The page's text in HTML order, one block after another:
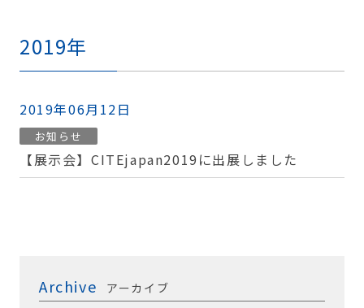
2019年
2019年06月12日
お知らせ
【展示会】CITEjapan2019に出展しました
Archive アーカイブ